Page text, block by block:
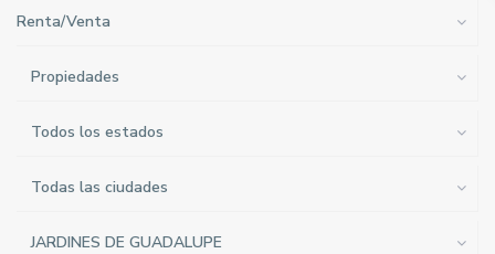
Renta/Venta
Propiedades
Todos los estados
Todas las ciudades
JARDINES DE GUADALUPE